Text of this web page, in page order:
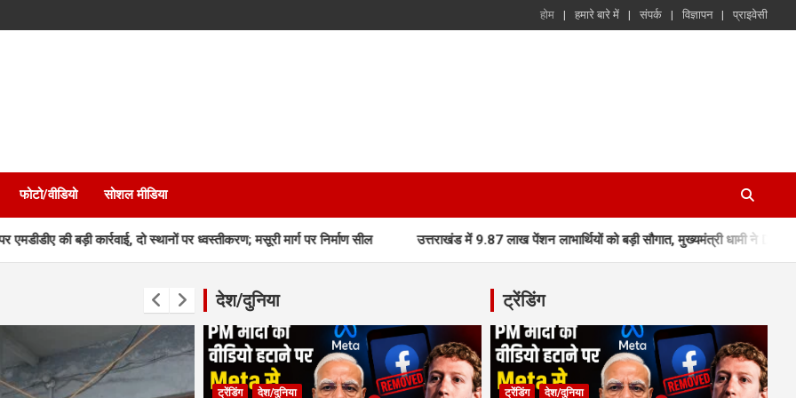
होम हमारे बारे में संपर्क विज्ञापन प्राइवेसी
फोटो/वीडियो सोशल मीडिया
कार्रवाई, दो स्थानों पर ध्वस्तीकरण; मसूरी मार्ग पर निर्माण सील उत्तराखंड में 9.87 लाख पेंशन लाभार्थियों को बड़ी सौगात, मुख्यमंत्री धामी ने DBT से जारी किए
देश/दुनिया
ट्रेंडिंग देश/दुनिया
ट्रेंडिंग
ट्रेंडिंग देश/दुनिया